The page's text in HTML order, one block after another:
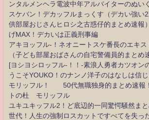
ンタルメンヘラ電波中年アルバイターのぬい
スケバン！デカッフルまっくす（デカい強い
供部屋おじさんヒロシ之古惑仔的まとめ速報
げMAX！デカいは正義刑事編
アキヨッフル-！ネオニートスケ番長のエキス
（子ども部屋おばさんの自宅警備員的まとめ
[ヨシヨシロッフル-！！-素浪人勇者カツオン
うこそYOUKO！のナンノ洋子のはなしは信
モリッフル！ 50代無職独身的まとめ速報
トの杜 モリッフル
ユキユキッフル2！ど底辺的一同驚愕騒然ま
世代！人生の強制ロスカットですべてを失っ